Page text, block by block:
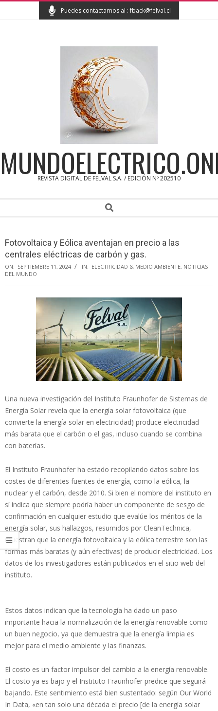
Puedes contactarnos al : fback@felval.cl
REVISTA DIGITAL DE FELVAL S.A. / EDICIÓN Nº 202510
Search
Fotovoltaica y Eólica aventajan en precio a las
centrales eléctricas de carbón y gas.
ON: SEPTIEMBRE 11, 2024 IN: ELECTRICIDAD & MEDIO AMBIENTE, NOTICIAS
DEL MUNDO
Una nueva investigación del Instituto Fraunhofer de Sistemas de
Energía Solar revela que la energía solar fotovoltaica (que
convierte la energía solar en electricidad) produce electricidad
más barata que el carbón o el gas, incluso cuando se combina
con baterías.
El Instituto Fraunhofer ha estado recopilando datos sobre los
costes de diferentes fuentes de energía, como la eólica, la
nuclear y el carbón, desde 2010. Si bien el nombre del instituto en
sí indica que siempre podría haber un componente de sesgo de
confirmación en cualquier estudio que evalúe los méritos de la
energía solar, sus hallazgos, resumidos por CleanTechnica,
muestran que la energía fotovoltaica y la eólica terrestre son las
formas más baratas (y aún efectivas) de producir electricidad. Los
datos de los investigadores están publicados en el sitio web del
instituto.
Estos datos indican que la tecnología ha dado un paso
importante hacia la normalización de la energía renovable como
un buen negocio, ya que demuestra que la energía limpia es
mejor para el medio ambiente y las finanzas.
El costo es un factor impulsor del cambio a la energía renovable.
El costo ya es bajo y el Instituto Fraunhofer predice que seguirá
bajando. Este sentimiento está bien sustentado: según Our World
In Data, «en tan solo una década el precio [de la energía solar